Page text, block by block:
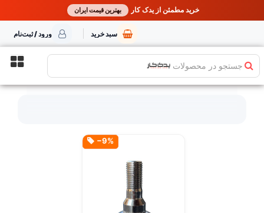
خرید مطمئن از یدک کار بهترین قیمت ایران
سبد خرید ورود / ثبت‌نام
جستجو در محصولات
‎−9%